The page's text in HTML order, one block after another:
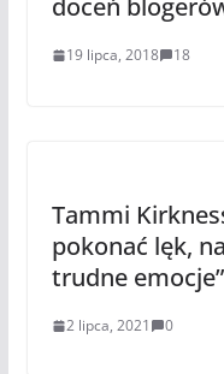
doceń
19 lipca, 2018 18
Tammi
pokonać lęk,
trudne emocje”
2 lipca, 2021 0